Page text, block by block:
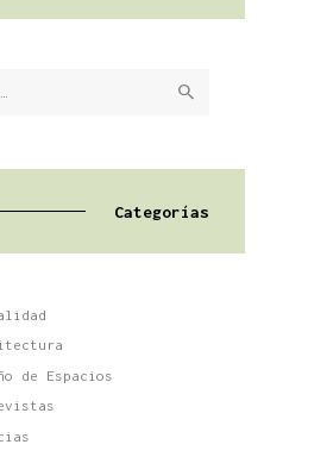
Categorías
de Espacios